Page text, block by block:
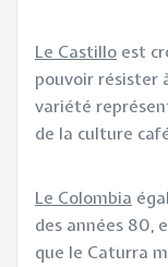
Le Castillo est
pouvoir résister
variété
de la culture
Le Colombia
des années 80,
que le Caturra